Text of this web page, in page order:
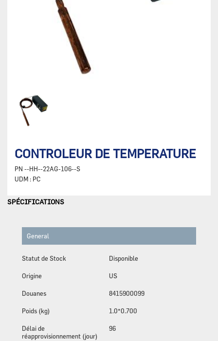
CONTROLEUR DE TEMPERATURE
PN --HH--22AG-106--S
UDM : PC
SPÉCIFICATIONS
General
Statut de Stock Disponible
Origine US
Douanes 8415900099
Poids (kg) 1.0*0.700
Délai de
réapprovisionnement (jour)
96